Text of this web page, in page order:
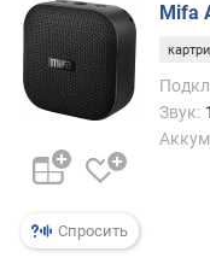
е
ш
е
в
ы
м
о
Спросить
Mifa
Звук: